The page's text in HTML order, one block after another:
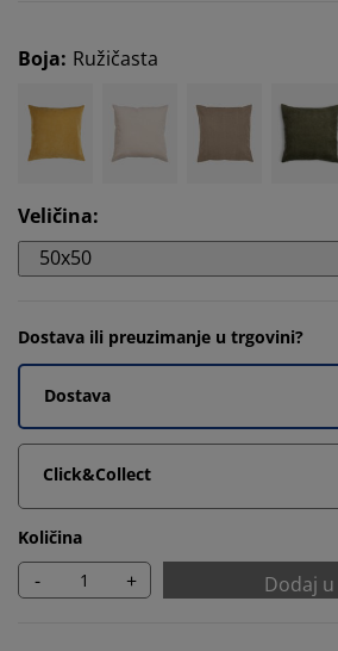
Boja: Ružičasta
Veličina:
50x50
Dostava ili preuzimanje u trgovini?
Dostava
Click&Collect
Količina
- + Dodaj